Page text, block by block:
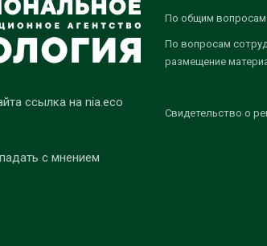
ссылка на nia.eco
с мнением
По общим
По вопросам
размещение
Свидетельство о